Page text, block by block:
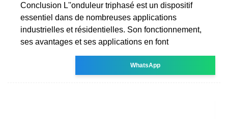
Conclusion L''onduleur triphasé est un dispositif
essentiel dans de nombreuses applications
industrielles et résidentielles. Son fonctionnement,
ses avantages et ses applications en font
WhatsApp